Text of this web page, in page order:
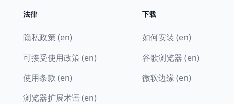
法律
隐私政策 (en)
可接受使用政策 (en)
使用条款 (en)
浏览器扩展术语 (en)
下载
如何安装 (en)
谷歌浏览器 (en)
微软边缘 (en)